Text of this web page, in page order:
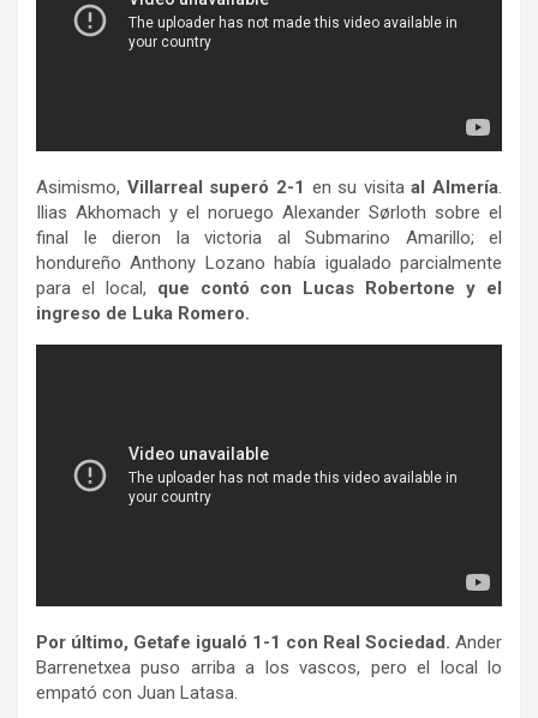
Asimismo, Villarreal superó 2-1 en su visitaal Almería.
Ilias Akhomach y el noruego Alexander Sørloth sobre el
final le dieron la victoria al Submarino Amarillo; el
hondureño Anthony Lozano había igualado parcialmente
para el local, que contó con Lucas Robertone y el
ingreso de Luka Romero.
Por último, Getafe igualó 1-1 con Real Sociedad. Ander
Barrenetxea puso arriba a los vascos, pero el local lo
empató con Juan Latasa.